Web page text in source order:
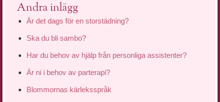
Andra inlägg
Är det dags för en storstädning?
Ska du bli sambo?
Har du behov av hjälp från personliga assistenter?
Är ni i behov av parterapi?
Blommornas kärleksspråk